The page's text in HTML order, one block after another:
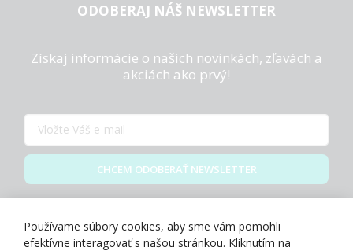
ODOBERAJ NÁŠ NEWSLETTER
Získaj informácie o našich novinkách, zľavách a
akciách ako prvý!
CHCEM ODOBERAŤ NEWSLETTER
Používame súbory cookies, aby sme vám pomohli
efektívne interagovať s našou stránkou. Kliknutím na